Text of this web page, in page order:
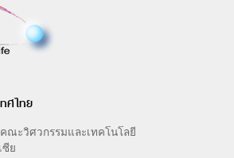
ศไทย
ณะวิศวกรรมและเทคโนโลยี
ซีย